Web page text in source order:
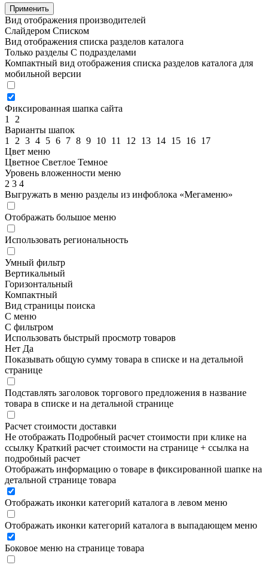
Применить
Вид отображения производителей
Слайдером Списком
Вид отображения списка разделов каталога
Только разделы С подразделами
Компактный вид отображения списка разделов каталога для
мобильной версии
Фиксированная шапка сайта
1
2
Варианты шапок
1
2 3 4 5 6 7 8 9 10 11 12 13 14 15 16 17
Цвет меню
Цветное Светлое Темное
Уровень вложенности меню
2 3 4
Выгружать в меню разделы из инфоблока «Мегаменю»
Отображать большое меню
Использовать региональность
Умный фильтр
Вертикальный
Горизонтальный
Компактный
Вид страницы поиска
С меню
С фильтром
Использовать быстрый просмотр товаров
Нет Да
Показывать общую сумму товара в списке и на детальной
странице
Подставлять заголовок торгового предложения в название
товара в списке и на детальной странице
Расчет стоимости доставки
Не отображать Подробный расчет стоимости при клике на
ссылку Краткий расчет стоимости на странице + ссылка на
подробный расчет
Отображать информацию о товаре в фиксированной шапке на
детальной странице товара
Отображать иконки категорий каталога в левом меню
Отображать иконки категорий каталога в выпадающем меню
Боковое меню на странице товара